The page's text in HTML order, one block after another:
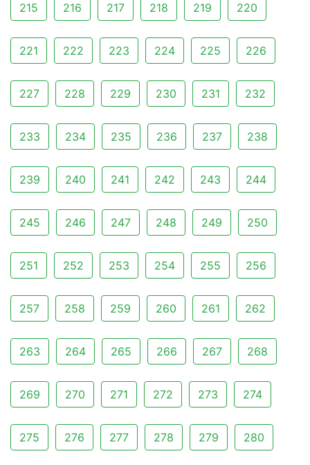
215 216 217 218 219 220
221 222 223 224 225 226
227 228 229 230 231 232
233 234 235 236 237 238
239 240 241 242 243 244
245 246 247 248 249 250
251 252 253 254 255 256
257 258 259 260 261 262
263 264 265 266 267 268
269 270 271 272 273 274
275 276 277 278 279 280